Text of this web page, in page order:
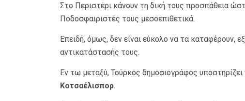
Στο Περιστέρι κάνουν τη δική τους προσπάθεια
Ποδοσφαιριστές τους μεσοεπιθετικά.
Επειδή, όμως, δεν είναι εύκολο να τα καταφέρουν,
αντικατάστασής τους.
Εν τω μεταξύ, Τούρκος δημοσιογράφος
Κοτσαέλισπορ.